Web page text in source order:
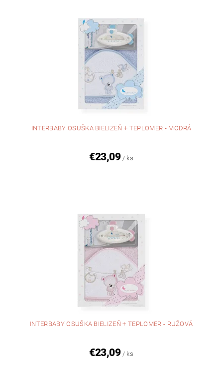
INTERBABY OSUŠKA BIELIZEŇ + TEPLOMER - MODRÁ
€23,09 / ks
INTERBABY OSUŠKA BIELIZEŇ + TEPLOMER - RUŽOVÁ
€23,09 / ks